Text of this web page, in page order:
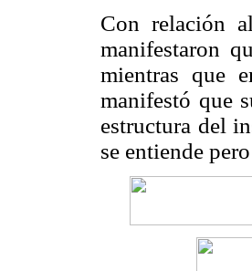
Con relación
manifestaron
mientras que
manifestó que
estructura del
se entiende